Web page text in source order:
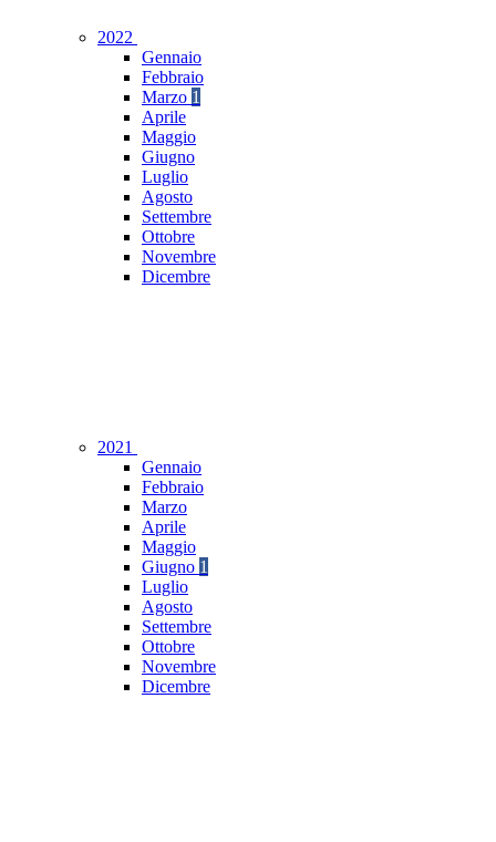
2022
Gennaio
Febbraio
Marzo 1
Aprile
Maggio
Giugno
Luglio
Agosto
Settembre
Ottobre
Novembre
Dicembre
2021
Gennaio
Febbraio
Marzo
Aprile
Maggio
Giugno 1
Luglio
Agosto
Settembre
Ottobre
Novembre
Dicembre